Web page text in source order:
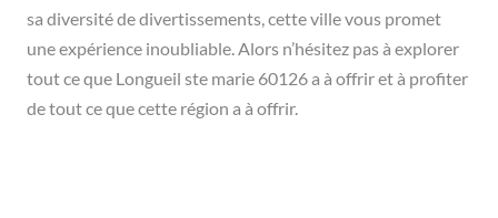
sa diversité de divertissements, cette ville vous promet
une expérience inoubliable. Alors n’hésitez pas à explorer
tout ce que Longueil ste marie 60126 a à offrir et à profiter
de tout ce que cette région a à offrir.